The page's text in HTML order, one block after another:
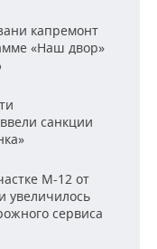
капремонт
«Наш двор»
санкции
М-12 от
увеличилось
сервиса